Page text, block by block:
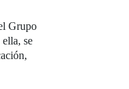
Grupo
ella, se